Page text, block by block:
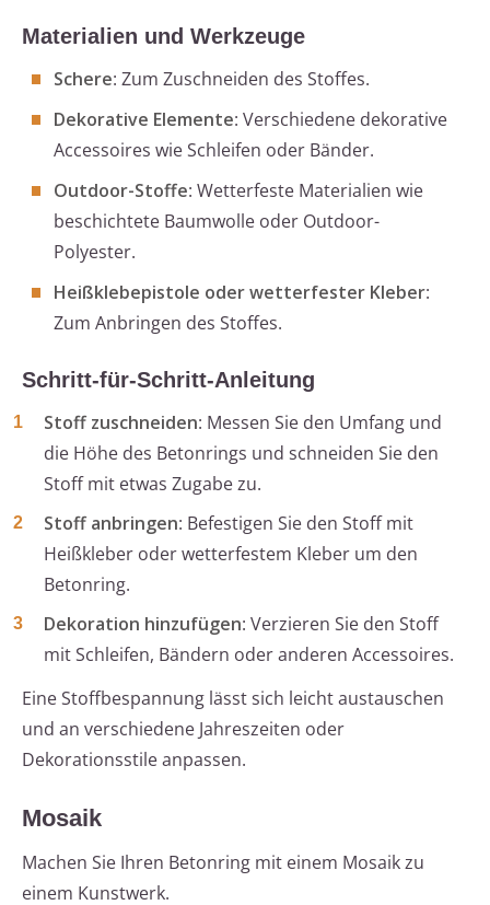
Materialien und Werkzeuge
Schere: Zum Zuschneiden des Stoffes.
Dekorative Elemente: Verschiedene dekorative
Accessoires wie Schleifen oder Bänder.
Outdoor-Stoffe: Wetterfeste Materialien wie
beschichtete Baumwolle oder Outdoor-
Polyester.
Heißklebepistole oder wetterfester Kleber:
Zum Anbringen des Stoffes.
Schritt-für-Schritt-Anleitung
Stoff zuschneiden: Messen Sie den Umfang und
die Höhe des Betonrings und schneiden Sie den
Stoff mit etwas Zugabe zu.
Stoff anbringen: Befestigen Sie den Stoff mit
Heißkleber oder wetterfestem Kleber um den
Betonring.
Dekoration hinzufügen: Verzieren Sie den Stoff
mit Schleifen, Bändern oder anderen Accessoires.
Eine Stoffbespannung lässt sich leicht austauschen
und an verschiedene Jahreszeiten oder
Dekorationsstile anpassen.
Mosaik
Machen Sie Ihren Betonring mit einem Mosaik zu
einem Kunstwerk.